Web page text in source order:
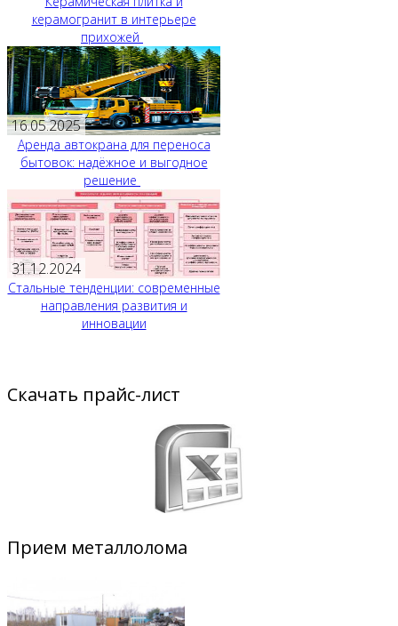
керамогранит в интерьере
прихожей
16.05.2025
Аренда автокрана для переноса
бытовок: надёжное и выгодное
решение
31.12.2024
Стальные тенденции: современные
направления развития и
инновации
Скачать прайс-лист
Прием металлолома